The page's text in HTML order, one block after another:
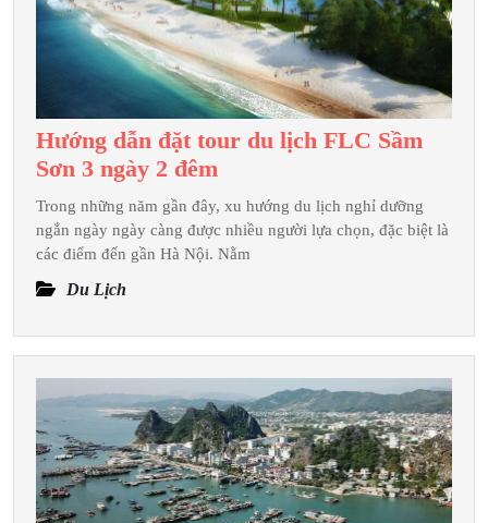
Hướng dẫn đặt tour du lịch FLC Sầm
Sơn 3 ngày 2 đêm
dẫn
đặt
tour
FLC
Sơn
3
ngày
2
đêm
Trong những năm gần đây, xu hướng du lịch nghỉ dưỡng
ngắn ngày ngày càng được nhiều người lựa chọn, đặc biệt là
các điểm đến gần Hà Nội. Nằm
Du Lịch